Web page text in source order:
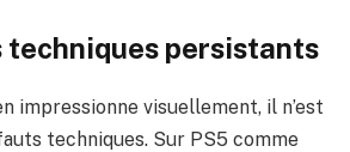
techniques persistants
impressionne visuellement, il n’est
techniques. Sur PS5 comme